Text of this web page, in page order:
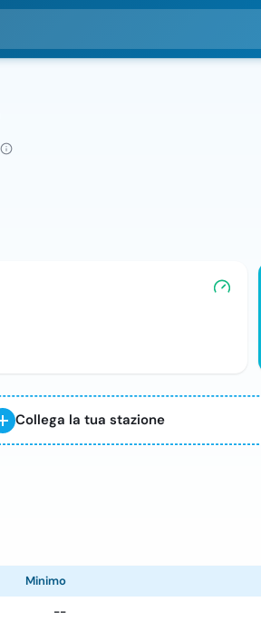
Collega la tua stazione
Minimo
--